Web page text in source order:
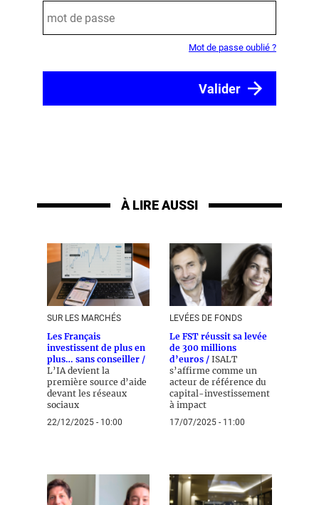
Mot de passe oublié ?
À LIRE AUSSI
SUR LES MARCHÉS
Les Français
investissent de plus en
plus… sans conseiller /
L’IA devient la
première source d’aide
devant les réseaux
sociaux
22/12/2025 - 10:00
LEVÉES DE FONDS
Le FST réussit sa levée
de 300 millions
d’euros / ISALT
s’affirme comme un
acteur de référence du
capital-investissement
à impact
17/07/2025 - 11:00